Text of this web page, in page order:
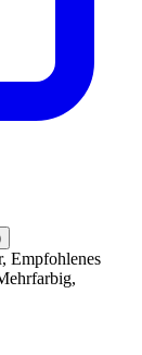
Empfohlenes